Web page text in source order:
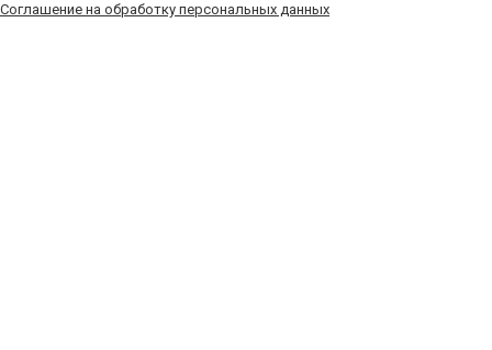
Соглашение на обработку персональных данных